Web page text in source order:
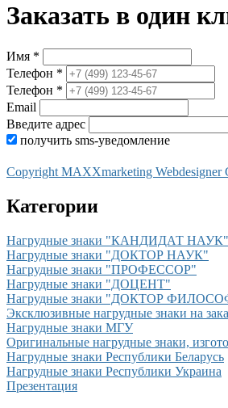
Заказать в один
Имя *
Телефон *
Телефон *
Email
Введите адрес
получить sms-уведомление
Copyright MAXXmarketing Webdesigner
Категории
Нагрудные знаки "КАНДИДАТ НАУК"
Нагрудные знаки "ДОКТОР НАУК"
Нагрудные знаки "ПРОФЕССОР"
Нагрудные знаки "ДОЦЕНТ"
Нагрудные знаки "ДОКТОР
Эксклюзивные нагрудные знаки на
Нагрудные знаки МГУ
Оригинальные нагрудные знаки,
Нагрудные знаки Республики Беларусь
Нагрудные знаки Республики Украина
Презентация